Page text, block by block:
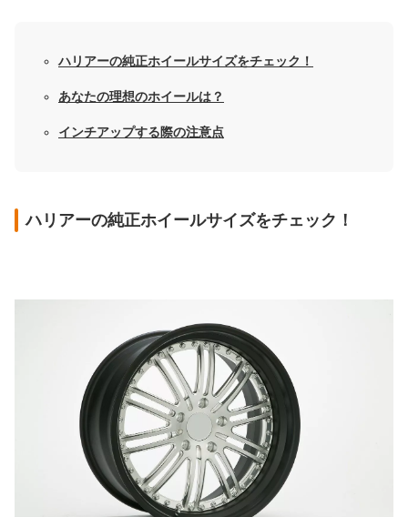
ハリアーの純正ホイールサイズをチェック！
あなたの理想のホイールは？
インチアップする際の注意点
ハリアーの純正ホイールサイズをチェック！